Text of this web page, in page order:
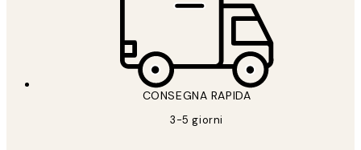
CONSEGNA RAPIDA
3-5 giorni